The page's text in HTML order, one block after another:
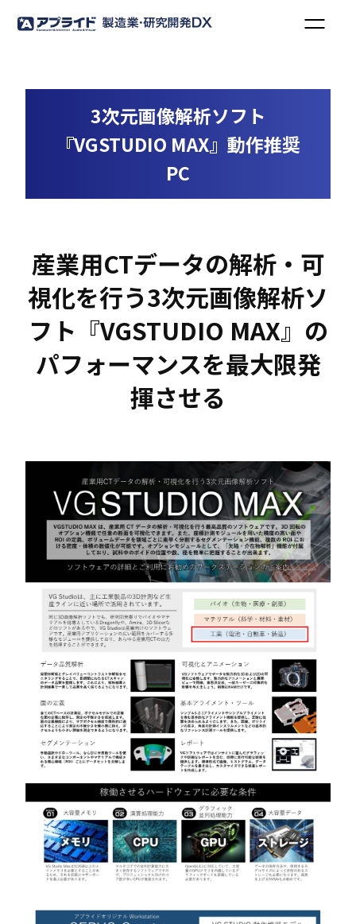
3次元画像解析ソフト
『VGSTUDIO MAX』動作推奨
PC
産業用CTデータの解析・可
視化を行う3次元画像解析ソ
フト『VGSTUDIO MAX』の
パフォーマンスを最大限発
揮させる